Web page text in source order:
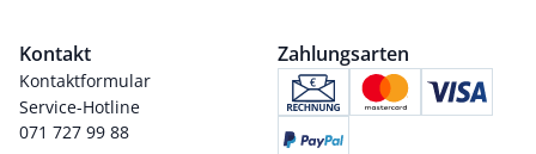
Kontakt
Kontaktformular
Service-Hotline
071 727 99 88
Zahlungsarten